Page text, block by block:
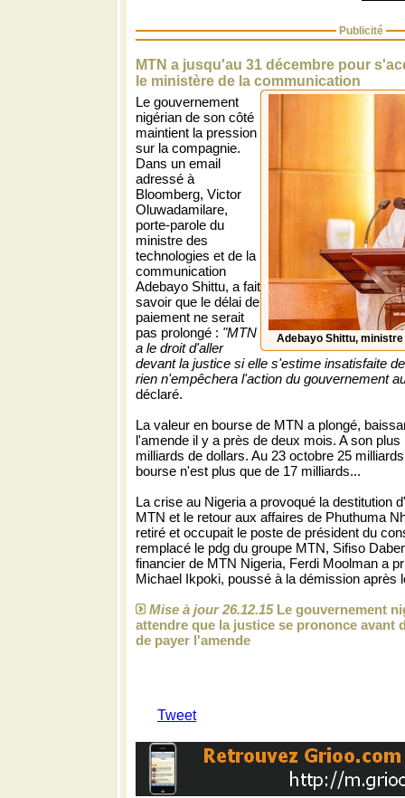
Publicité
MTN a jusqu'au 31 décembre pour
le ministère de la communication
Adebayo Shittu,
Le gouvernement
nigérian de son côté
maintient la pression
sur la compagnie.
Dans un email
adressé à
Bloomberg, Victor
Oluwadamilare,
porte-parole du
ministre des
technologies et de la
communication
Adebayo Shittu, a fait
savoir que le délai de
paiement ne serait
pas prolongé : "MTN
a le droit d'aller
devant la justice si elle s'estime insatisfaite
rien n'empêchera l'action du gouvernement
déclaré.
La valeur en bourse de MTN a plongé,
l'amende il y a près de deux mois. A son
milliards de dollars. Au 23 octobre 25
bourse n'est plus que de 17 milliards...
La crise au Nigeria a provoqué la destitution
MTN et le retour aux affaires de Phuthuma
retiré et occupait le poste de président du
remplacé le pdg du groupe MTN, Sifiso
financier de MTN Nigeria, Ferdi Moolman a
Michael Ikpoki, poussé à la démission après
Mise à jour 26.12.15 Le gouvernement
attendre que la justice se prononce avant
de payer l'amende
Tweet